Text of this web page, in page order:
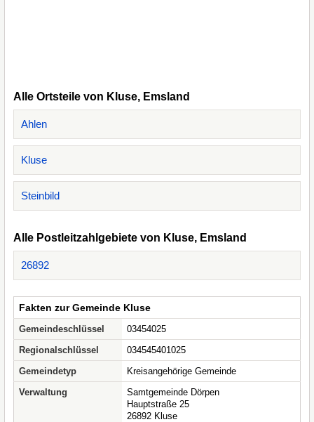
Alle Ortsteile von Kluse, Emsland
Ahlen
Kluse
Steinbild
Alle Postleitzahlgebiete von Kluse, Emsland
26892
Fakten zur Gemeinde Kluse
Gemeindeschlüssel
03454025
Regionalschlüssel
034545401025
Gemeindetyp
Kreisangehörige Gemeinde
Verwaltung
Samtgemeinde Dörpen
Hauptstraße 25
26892 Kluse